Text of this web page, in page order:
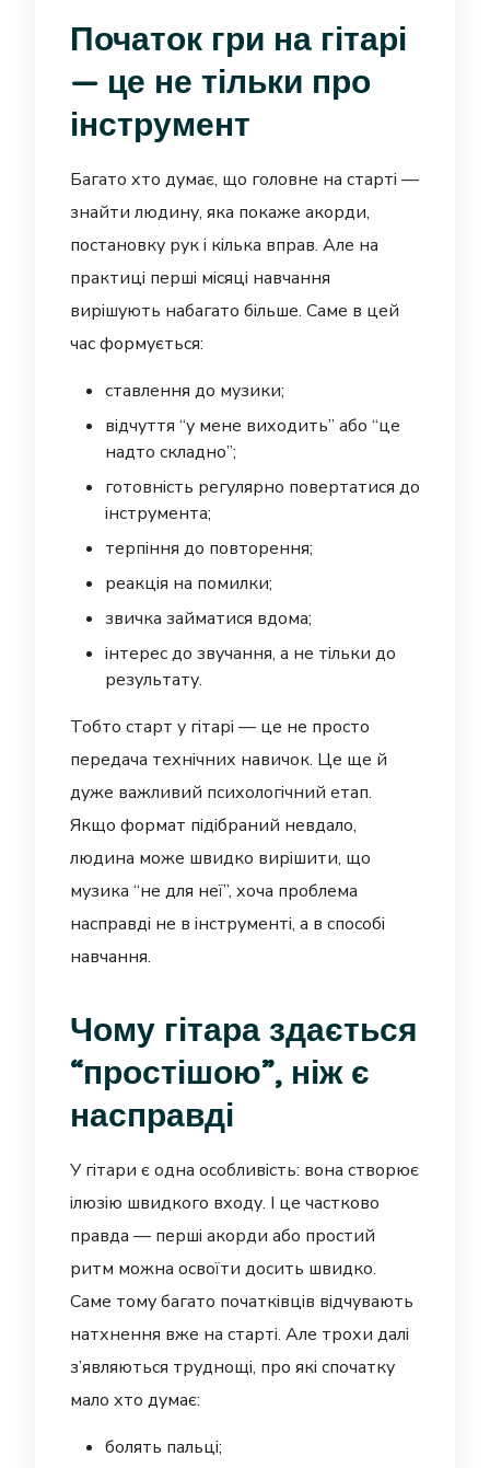
Початок гри на гітарі
— це не тільки про
інструмент
Багато хто думає, що головне на старті —
знайти людину, яка покаже акорди,
постановку рук і кілька вправ. Але на
практиці перші місяці навчання
вирішують набагато більше. Саме в цей
час формується:
ставлення до музики;
відчуття “у мене виходить” або “це
надто складно”;
готовність регулярно повертатися до
інструмента;
терпіння до повторення;
реакція на помилки;
звичка займатися вдома;
інтерес до звучання, а не тільки до
результату.
Тобто старт у гітарі — це не просто
передача технічних навичок. Це ще й
дуже важливий психологічний етап.
Якщо формат підібраний невдало,
людина може швидко вирішити, що
музика “не для неї”, хоча проблема
насправді не в інструменті, а в способі
навчання.
Чому гітара здається
“простішою”, ніж є
насправді
У гітари є одна особливість: вона створює
ілюзію швидкого входу. І це частково
правда — перші акорди або простий
ритм можна освоїти досить швидко.
Саме тому багато початківців відчувають
натхнення вже на старті. Але трохи далі
з’являються труднощі, про які спочатку
мало хто думає:
болять пальці;